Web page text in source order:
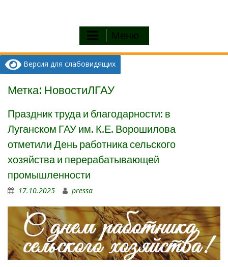
Меню
Версия для слабовидящих
Метка: НовостиЛГАУ
Праздник труда и благодарности: в
Луганском ГАУ им. К.Е. Ворошилова
отметили День работника сельского
хозяйства и перерабатывающей
промышленности
17.10.2025 pressa